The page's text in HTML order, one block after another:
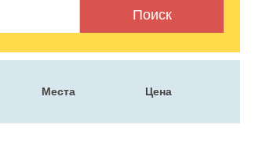
Поиск
Места Цена